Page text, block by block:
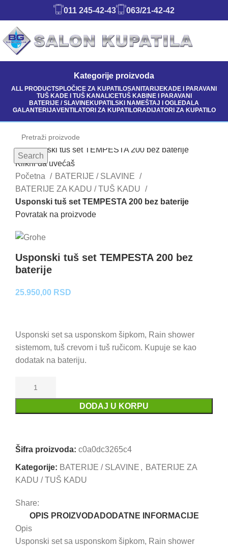
011 245-42-43 063/21-42-42
Kategorije proizvoda
ALL PRODUCTSPLOČICE ZA KUPATILOSANITARIJEKADE I PARAVANI
TUŠ KADE I TUŠ KANALICETUŠ KABINE I PARAVANI
BATERIJE / SLAVINEKUPATILSKI NAMEŠTAJ I OGLEDALA
GALANTERIJAVENTILATORI ZA KUPATILORADIJATORI ZA KUPATILO
Search
Klikni da uvećaš
Početna
BATERIJE / SLAVINE
BATERIJE ZA KADU / TUŠ KADU
Usponski tuš set TEMPESTA 200 bez baterije
Povratak na proizvode
Usponski tuš set TEMPESTA 200 bez
baterije
25.950,00 RSD
Usponski set sa usponskom šipkom, Rain shower
sistemom, tuš crevom i tuš ručicom. Kupuje se kao
dodatak na bateriju.
DODAJ U KORPU
Šifra proizvoda: c0a0dc3265c4
Kategorije: BATERIJE / SLAVINE , BATERIJE ZA
KADU / TUŠ KADU
Share:
OPIS PROIZVODA DODATNE INFORMACIJE
Opis
Usponski set sa usponskom šipkom, Rain shower